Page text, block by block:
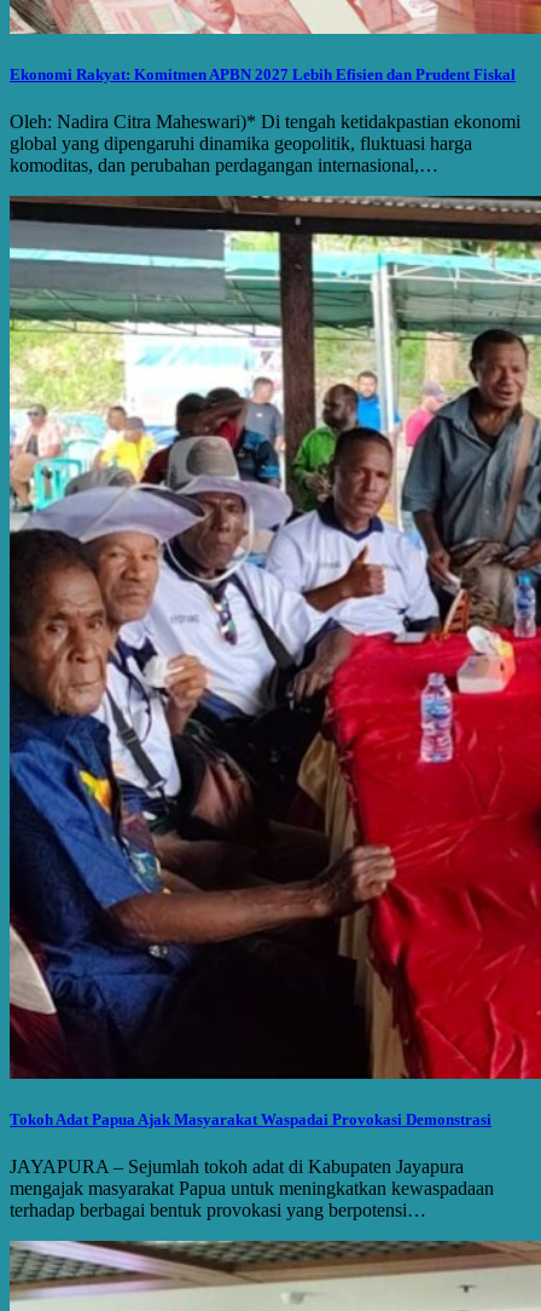
Ekonomi Rakyat: Komitmen APBN 2027 Lebih Efisien dan Prudent Fiskal
Oleh: Nadira Citra Maheswari)* Di tengah ketidakpastian ekonomi
global yang dipengaruhi dinamika geopolitik, fluktuasi harga
komoditas, dan perubahan perdagangan internasional,…
Tokoh Adat Papua Ajak Masyarakat Waspadai Provokasi Demonstrasi
JAYAPURA – Sejumlah tokoh adat di Kabupaten Jayapura
mengajak masyarakat Papua untuk meningkatkan kewaspadaan
terhadap berbagai bentuk provokasi yang berpotensi…